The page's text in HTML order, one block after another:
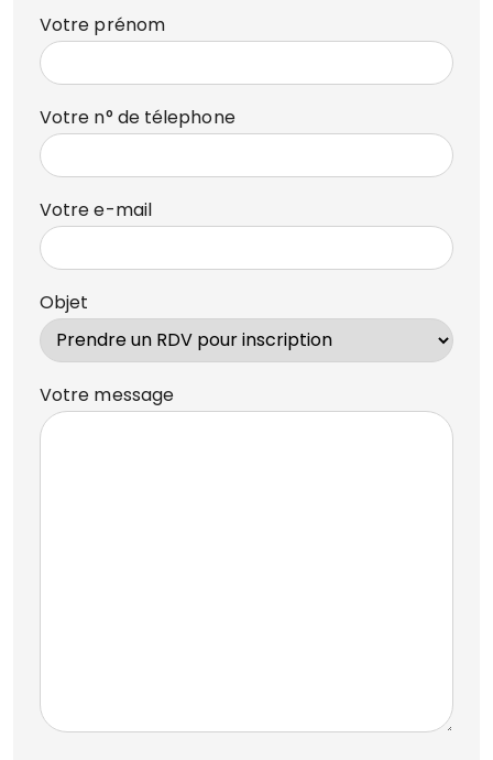
Votre prénom
Votre n° de télephone
Votre e-mail
Objet
Votre message